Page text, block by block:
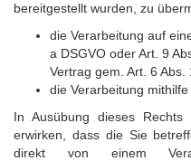
bereitgestellt wurden, zu
die Verarbeitung auf
a DSGVO oder Art. 9
Vertrag gem. Art. 6
die Verarbeitung
In Ausübung dieses
erwirken, dass die Sie
direkt von einem